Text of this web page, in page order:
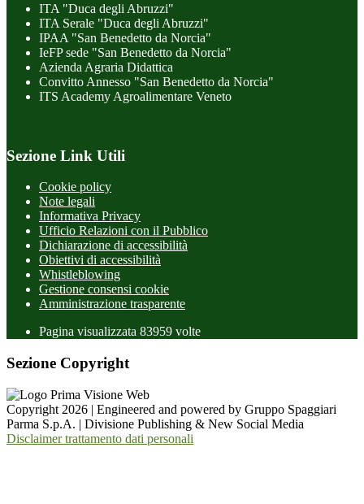
ITA "Duca degli Abruzzi"
ITA Serale "Duca degli Abruzzi"
IPAA "San Benedetto da Norcia"
IeFP sede "San Benedetto da Norcia"
Azienda Agraria Didattica
Convitto Annesso "San Benedetto da Norcia"
ITS Academy Agroalimentare Veneto
Sezione Link Utili
Cookie policy
Note legali
Informativa Privacy
Ufficio Relazioni con il Pubblico
Dichiarazione di accessibilità
Obiettivi di accessibilità
Whistleblowing
Gestione consensi cookie
Amministrazione trasparente
Pagina visualizzata 83959 volte
Sezione Copyright
Copyright 2026 | Engineered and powered by Gruppo Spaggiari
Parma S.p.A. | Divisione Publishing & New Social Media
Disclaimer trattamento dati personali